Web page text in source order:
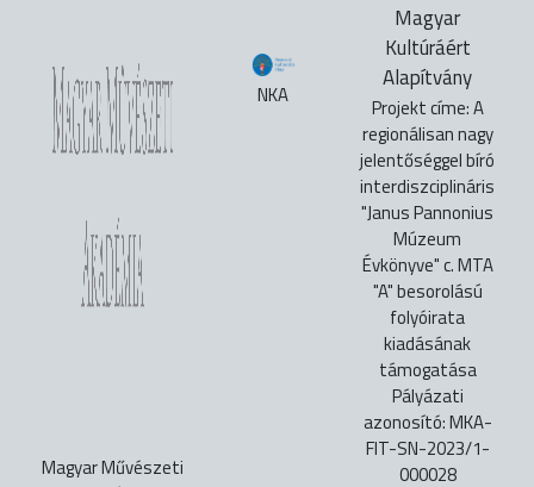
Magyar Művészeti
NKA
Magyar
Kultúráért
Alapítvány
Projekt címe: A
regionálisan nagy
jelentőséggel bíró
interdiszciplináris
"Janus Pannonius
Múzeum
Évkönyve" c. MTA
"A" besorolású
folyóirata
kiadásának
támogatása
Pályázati
azonosító: MKA-
FIT-SN-2023/1-
000028